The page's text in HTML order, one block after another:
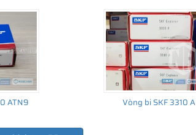
ATN9 Vòng bi SKF 3310 A